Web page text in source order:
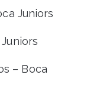
Juniors
– Boca